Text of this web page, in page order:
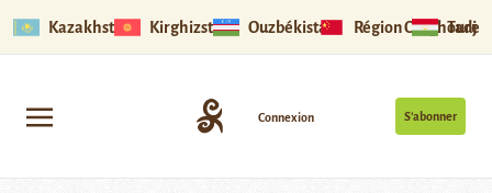
Kazakhstan Kirghizstan Ouzbékistan Région Ouïghoure
S’abonner
Connexion